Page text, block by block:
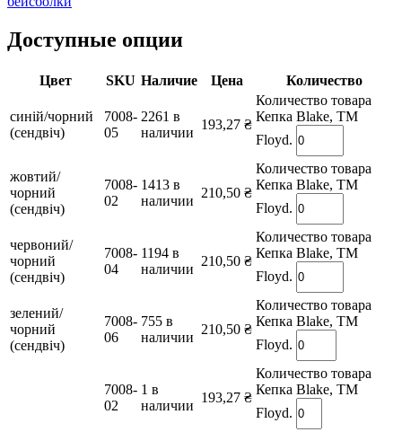
Доступные опции
Цвет SKU Наличие Цена Количество
синій/чорний
(сендвіч)
7008-
05
2261 в
наличии
193,27 ₴
Количество товара
Кепка Blake, TM
Floyd.
жовтий/
чорний
(сендвіч)
7008-
02
1413 в
наличии
210,50 ₴
Количество товара
Кепка Blake, TM
Floyd.
червоний/
чорний
(сендвіч)
7008-
04
1194 в
наличии
210,50 ₴
Количество товара
Кепка Blake, TM
Floyd.
зелений/
чорний
(сендвіч)
7008-
06
755 в
наличии
210,50 ₴
Количество товара
Кепка Blake, TM
Floyd.
7008-
02
1 в
наличии
193,27 ₴
Количество товара
Кепка Blake, TM
Floyd.